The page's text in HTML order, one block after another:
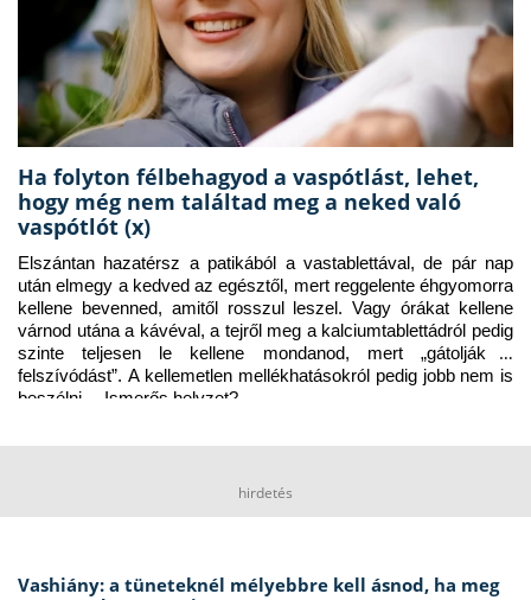
Ha folyton félbehagyod a vaspótlást, lehet,
hogy még nem találtad meg a neked való
vaspótlót (x)
Elszántan hazatérsz a patikából a vastablettával, de pár nap
után elmegy a kedved az egésztől, mert reggelente éhgyomorra
kellene bevenned, amitől rosszul leszel. Vagy órákat kellene
várnod utána a kávéval, a tejről meg a kalciumtablettádról pedig
szinte teljesen le kellene mondanod, mert „gátolják a
felszívódást”. A kellemetlen mellékhatásokról pedig jobb nem is
beszélni… Ismerős helyzet?
hirdetés
Vashiány: a tüneteknél mélyebbre kell ásnod, ha meg